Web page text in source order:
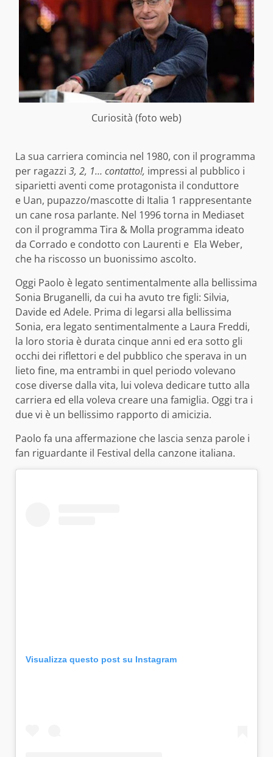
Curiosità (foto web)
La sua carriera comincia nel 1980, con il programma
per ragazzi 3, 2, 1… contatto!, impressi al pubblico i
siparietti aventi come protagonista il conduttore
e Uan, pupazzo/mascotte di Italia 1 rappresentante
un cane rosa parlante. Nel 1996 torna in Mediaset
con il programma Tira & Molla programma ideato
da Corrado e condotto con Laurenti e Ela Weber,
che ha riscosso un buonissimo ascolto.
Oggi Paolo è legato sentimentalmente alla bellissima
Sonia Bruganelli, da cui ha avuto tre figli: Silvia,
Davide ed Adele. Prima di legarsi alla bellissima
Sonia, era legato sentimentalmente a Laura Freddi,
la loro storia è durata cinque anni ed era sotto gli
occhi dei riflettori e del pubblico che sperava in un
lieto fine, ma entrambi in quel periodo volevano
cose diverse dalla vita, lui voleva dedicare tutto alla
carriera ed ella voleva creare una famiglia. Oggi tra i
due vi è un bellissimo rapporto di amicizia.
Paolo fa una affermazione che lascia senza parole i
fan riguardante il Festival della canzone italiana.
Visualizza questo post su Instagram